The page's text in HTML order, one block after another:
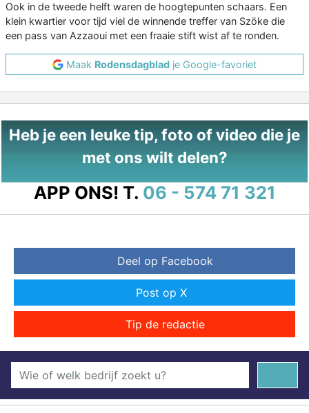
Ook in de tweede helft waren de hoogtepunten schaars. Een
klein kwartier voor tijd viel de winnende treffer van Szöke die
een pass van Azzaoui met een fraaie stift wist af te ronden.
Maak Rodensdagblad je Google-favoriet
Heb je een leuke tip, foto of video die je
met ons wilt delen?
APP ONS! T. 06 - 574 71 321
Deel op Facebook
Post op X
Tip de redactie